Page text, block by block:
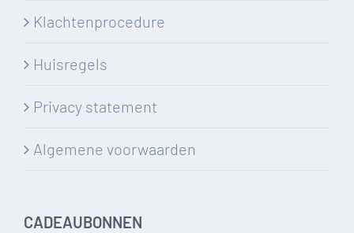
Klachtenprocedure
Huisregels
Privacy statement
Algemene voorwaarden
CADEAUBONNEN